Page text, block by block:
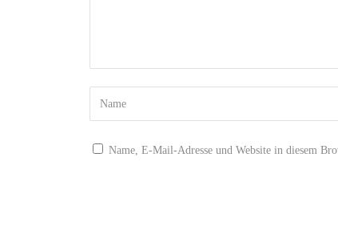
Name, E-Mail-Adresse und Website in diesem